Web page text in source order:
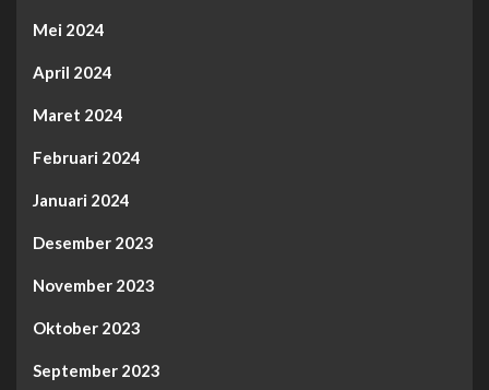
Mei 2024
April 2024
Maret 2024
Februari 2024
Januari 2024
Desember 2023
November 2023
Oktober 2023
September 2023